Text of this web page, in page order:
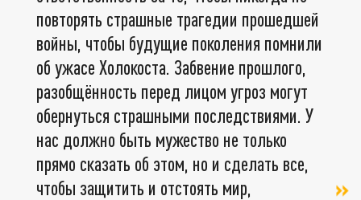
повторять страшные трагедии прошедшей
войны, чтобы будущие поколения помнили
об ужасе Холокоста. Забвение прошлого,
разобщённость перед лицом угроз могут
обернуться страшными последствиями. У
нас должно быть мужество не только
прямо сказать об этом, но и сделать все,
чтобы защитить и отстоять мир,